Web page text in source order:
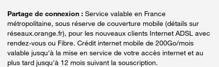
Partage de connexion : Service valable en France
métropolitaine, sous réserve de couverture mobile (détails sur
réseaux.orange.fr), pour les nouveaux clients Internet ADSL avec
rendez-vous ou Fibre. Crédit internet mobile de 200Go/mois
valable jusqu'à la mise en service de votre accès internet et au
plus tard jusqu'à 12 mois suivant la souscription.